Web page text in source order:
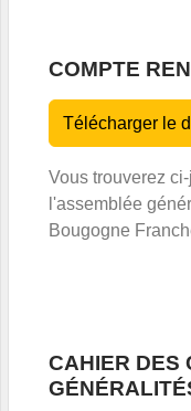
COMPTE
Télécharger le
Vous trouverez
l'assemblée
Bougogne
CAHIER DES